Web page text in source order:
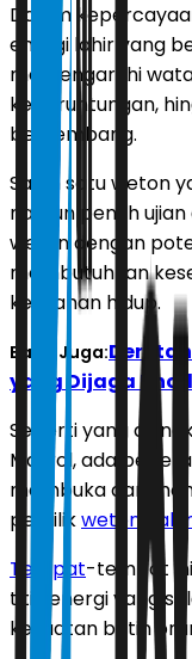
Dalam
energi lahir yang
memengaruhi
keberuntungan,
berkembang.
Salah satu weton
namun penuh
weton dengan
membutuhkan
kelelahan hidup.
Baca Juga:
yang Dijaga
Seperti yang
Masrol, ada
membuka dan
pemilikweton
Tempat-tempat ini
titik energi yang
kekuatan batin